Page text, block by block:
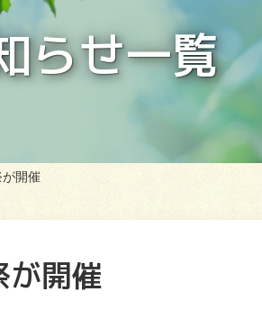
らせ一覧
開催
が開催